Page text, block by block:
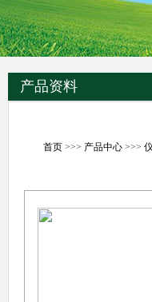
产品资料
首页>>> 产品中心>>>